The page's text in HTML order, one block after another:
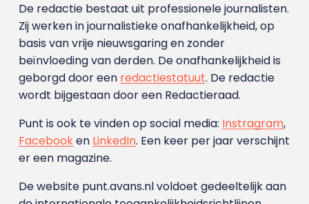
De redactie bestaat uit professionele journalisten.
Zij werken in journalistieke onafhankelijkheid, op
basis van vrije nieuwsgaring en zonder
beïnvloeding van derden. De onafhankelijkheid is
geborgd door een redactiestatuut. De redactie
wordt bijgestaan door een Redactieraad.
Punt is ook te vinden op social media: Instragram,
Facebooken LinkedIn. Een keer per jaar verschijnt
er een magazine.
De website punt.avans.nl voldoet gedeeltelijk aan